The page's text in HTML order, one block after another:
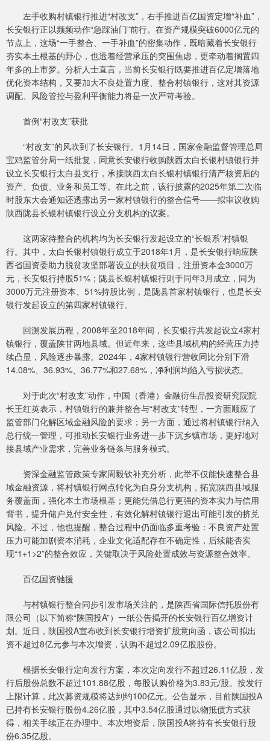
左手收购村镇银行推进“村改支”，右手推进百亿国资定增“补血”，
长安银行正以频频动作“急踩油门”前行。在资产规模突破6000亿元的
节点上，这场“一手整合、一手补血”的密集动作，既暗藏着长安银行
夯实本土根基的野心，也透着经营承压的突围焦虑，更牵动着搁置四
年多的上市梦。分析人士直言，当前长安银行既要推进百亿定增落地
优化资本结构，又要加大不良处置力度、整合村镇银行，这对其资源
调配、风险管控与盈利平衡能力将是一次严苛考验。
首例“村改支”获批
“村改支”的风吹到了长安银行。1月14日，国家金融监督管理总局
宝鸡监管分局一纸批复，同意长安银行收购陕西太白长银村镇银行并
设立长安银行太白县支行，承接陕西太白长银村镇银行清产核资后的
资产、负债、业务和员工等。在此之前，该行披露的2025年第二次临
时股东大会通知还透露出另一家村镇银行的整合信号——拟审议收购
陕西陇县长银村镇银行设立分支机构的议案。
这两家待整合的机构均为长安银行发起设立的“长银系”村镇银
行。其中，太白长银村镇银行成立于2018年1月，是长安银行响应陕
西省国资委助力脱贫攻坚部署设立的扶贫项目，注册资本金3000万
元，长安银行持股51%；陇县长银村镇银行则于同年3月成立，同为
3000万元注册资本、51%持股比例，是陇县首家村镇银行，也是长安
银行发起设立的第四家村镇银行。
回溯发展历程，2008年至2018年间，长安银行共发起设立4家村
镇银行，覆盖陕甘两地县域。但近年来，这些县域机构的经营压力持
续凸显，风险逐步暴露。2024年，4家村镇银行营收同比分别下滑
14.08%、36.93%、36.77%和27.68%，净利润均陷入亏损状态。
对于此次“村改支”动作，中国（香港）金融衍生品投资研究院院
长王红英表示，村镇银行的兼并整合与“村改支”转型，一方面顺应了
监管部门化解区域金融风险的要求；另一方面，通过将村镇银行纳入
总行统一管理，可推动长安银行业务进一步下沉乡镇市场，更好地对
接县域产业需求，完善业务链条与服务模式。
资深金融监管政策专家周毅钦补充分析，此举不仅能快速整合县
域金融资源，将村镇银行网点转化为自身分支机构，拓宽陕西县域服
务覆盖面，强化本土市场根基；更能凭借总行更强的资本实力与信用
背书，提升储户兑付安全性，有效化解村镇银行退出可能引发的挤兑
风险。不过，他也提醒，整合过程中仍面临多重考验：不良资产处置
压力可能加剧资本消耗，企业文化适配存在不确定性，后续能否实
现“1+1>2”的整合效应，关键取决于风险处置成效与资源整合效率。
百亿国资驰援
与村镇银行整合同步引发市场关注的，是陕西省国际信托股份有
限公司（以下简称“陕国投A”）一纸公告揭开的长安银行百亿增资计
划。近日，陕国投A宣布收到长安银行增资扩股意向函，该公司拟出
资不超过8亿元参与本次增资，认购不超过2.09亿股股份。
根据长安银行定向发行方案，本次定向发行不超过26.11亿股，发
行后股份总数不超过101.88亿股，每股认购价格为3.83元/股。按发行
上限计算，此次募资规模将达到约100亿元。公告显示，目前陕国投A
已持有长安银行股份4.26亿股，其中3.54亿股通过以物抵债方式获
得，相关手续正在办理中。本次增资后，陕国投A将持有长安银行股
份6.35亿股。